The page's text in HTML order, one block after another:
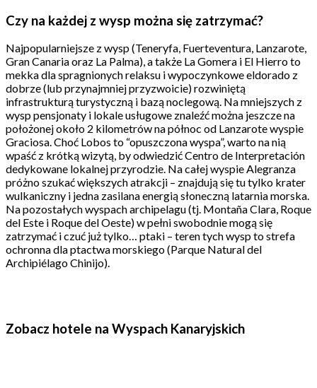
Czy na każdej z wysp można się zatrzymać?
Najpopularniejsze z wysp (Teneryfa, Fuerteventura, Lanzarote,
Gran Canaria oraz La Palma), a także La Gomera i El Hierro to
mekka dla spragnionych relaksu i wypoczynkowe eldorado z
dobrze (lub przynajmniej przyzwoicie) rozwiniętą
infrastrukturą turystyczną i bazą noclegową. Na mniejszych z
wysp pensjonaty i lokale usługowe znaleźć można jeszcze na
położonej około 2 kilometrów na północ od Lanzarote wyspie
Graciosa. Choć Lobos to “opuszczona wyspa”, warto na nią
wpaść z krótką wizytą, by odwiedzić Centro de Interpretación
dedykowane lokalnej przyrodzie. Na całej wyspie Alegranza
próżno szukać większych atrakcji – znajdują się tu tylko krater
wulkaniczny i jedna zasilana energią słoneczną latarnia morska.
Na pozostałych wyspach archipelagu (tj. Montaña Clara, Roque
del Este i Roque del Oeste) w pełni swobodnie mogą się
zatrzymać i czuć już tylko… ptaki – teren tych wysp to strefa
ochronna dla ptactwa morskiego (Parque Natural del
Archipiélago Chinijo).
Zobacz hotele na Wyspach Kanaryjskich